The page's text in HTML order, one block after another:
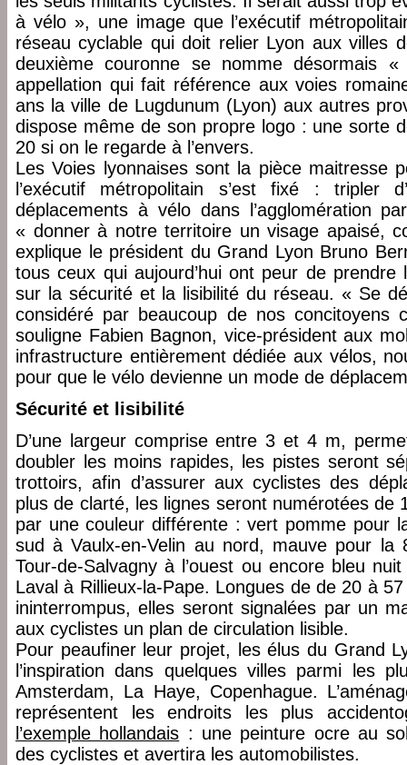
à vélo », une image que l’exécutif
réseau cyclable qui doit relier Lyon aux villes
deuxième couronne se nomme désormais
appellation qui fait référence aux voies
ans la ville de Lugdunum (Lyon) aux autres
dispose même de son propre logo : une sorte
20 si on le regarde à l’envers.
Les Voies lyonnaises sont la pièce maitresse
l’exécutif métropolitain s’est fixé : tripler
déplacements à vélo dans l’agglomération
« donner à notre territoire un visage apaisé,
explique le président du Grand Lyon Bruno
tous ceux qui aujourd’hui ont peur de prendre
sur la sécurité et la lisibilité du réseau. « Se
considéré par beaucoup de nos concitoyens
souligne Fabien Bagnon, vice-président aux
infrastructure entièrement dédiée aux vélos,
pour que le vélo devienne un mode de
Sécurité et lisibilité
D’une largeur comprise entre 3 et 4 m,
doubler les moins rapides, les pistes seront
trottoirs, afin d’assurer aux cyclistes des
plus de clarté, les lignes seront numérotées de
par une couleur différente : vert pomme pour
sud à Vaulx-en-Velin au nord, mauve pour la
Tour-de-Salvagny à l’ouest ou encore bleu
Laval à Rillieux-la-Pape. Longues de de 20 à
ininterrompus, elles seront signalées par un
aux cyclistes un plan de circulation lisible.
Pour peaufiner leur projet, les élus du Grand
l’inspiration dans quelques villes parmi les
Amsterdam, La Haye, Copenhague.
représentent les endroits les plus
l’exemple hollandais : une peinture ocre au
des cyclistes et avertira les automobilistes.